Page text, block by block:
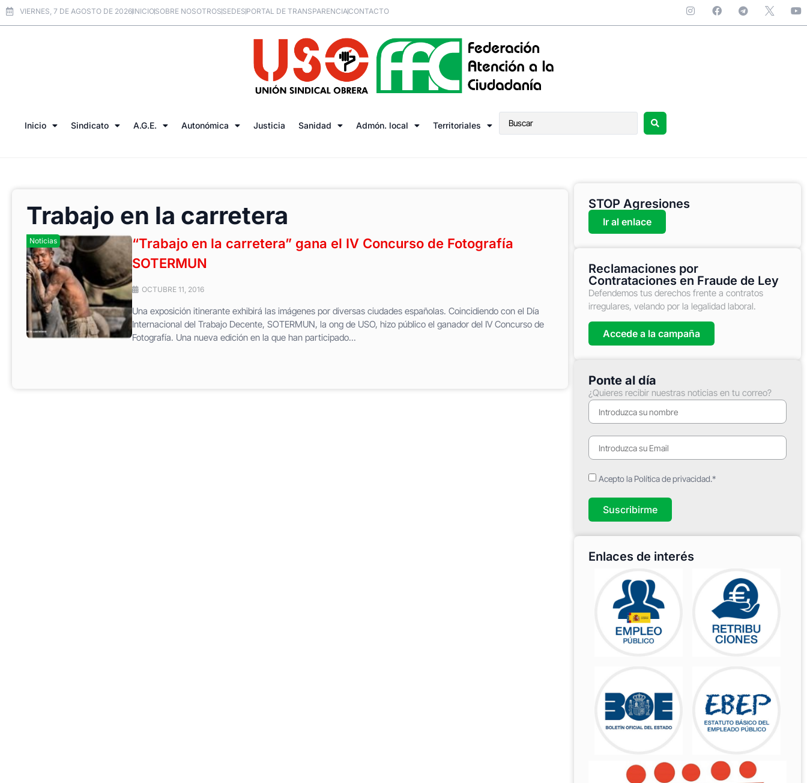
VIERNES, 7 DE AGOSTO DE 2026INICIOSOBRE NOSOTROSSEDESPORTAL DE TRANSPARENCIACONTACTO
Inicio Sindicato A.G.E. Autonómica Justicia Sanidad Admón. local Territoriales
Trabajo en la carretera
Noticias
“Trabajo en la carretera” gana el IV Concurso de Fotografía
SOTERMUN
OCTUBRE 11, 2016
Una exposición itinerante exhibirá las imágenes por diversas ciudades españolas. Coincidiendo con el Día
Internacional del Trabajo Decente, SOTERMUN, la ong de USO, hizo público el ganador del IV Concurso de
Fotografía. Una nueva edición en la que han participado...
STOP Agresiones
Ir al enlace
Reclamaciones por
Contrataciones en Fraude de Ley
Defendemos tus derechos frente a contratos
irregulares, velando por la legalidad laboral.
Accede a la campaña
Ponte al día
¿Quieres recibir nuestras noticias en tu correo?
Acepto la Política de privacidad.*
Suscribirme
Enlaces de interés